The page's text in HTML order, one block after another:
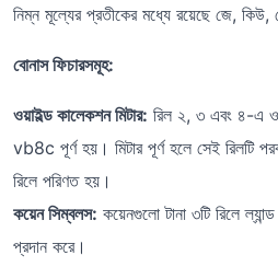
নিম্ন মূল্যের প্রতীকের মধ্যে রয়েছে জে,
বোনাস ফিচারসমূহ:
ওয়াইল্ড কালেকশন মিটার: রিল ২, ৩ এবং ৪-এ
vb8c পূর্ণ হয়। মিটার পূর্ণ হলে সেই রিলটি
রিলে পরিণত হয়।
কয়েন সিম্বলস: কয়েনগুলো টানা ৩টি রিলে
প্রদান করে।